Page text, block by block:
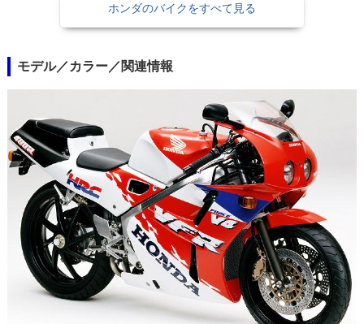
ホンダのバイクをすべて見る
モデル／カラー／関連情報